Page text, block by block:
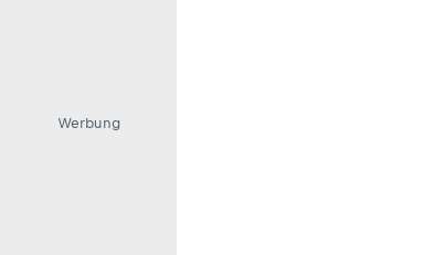
Werbung